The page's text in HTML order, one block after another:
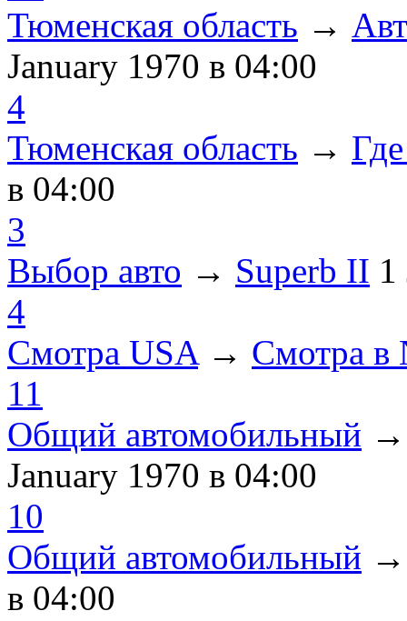
Тюменская область →
January 1970 в 04:00
4
Тюменская область →
в 04:00
3
Выбор авто → Superb II
4
Смотра USA→ Смотра в
11
Общий автомобильный
January 1970 в 04:00
10
Общий автомобильный
в 04:00